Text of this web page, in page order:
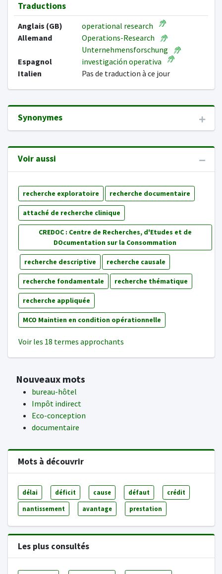
Traductions
Anglais (GB)
operational research
Allemand
Operations-Research
Unternehmensforschung
Espagnol
investigación operativa
Italien
Pas de traduction à ce jour
Synonymes
Voir aussi
recherche exploratoire recherche documentaire
attaché de recherche clinique
CREDOC : Centre de Recherches, d'Etudes et de
DOcumentation sur la Consommation
recherche descriptive recherche causale
recherche fondamentale recherche thématique
recherche appliquée
MCO Maintien en condition opérationnelle
Voir les 18 termes approchants
Nouveaux mots
bureau-hôtel
Impôt indirect
Eco-conception
documentaire
Mots à découvrir
délai déficit cause défaut crédit
nantissement avantage prestation
Les plus consultés